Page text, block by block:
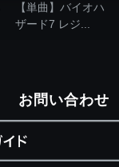
【単曲】バイオハ
ザード7 レジ...
お問い合わせ